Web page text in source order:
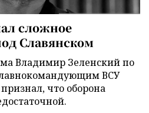
сложное
Славянском
Владимир Зеленский по
ВСУ
что оборона